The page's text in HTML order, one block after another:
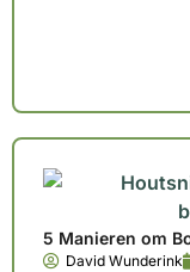
5 Manieren om
David Wunderink